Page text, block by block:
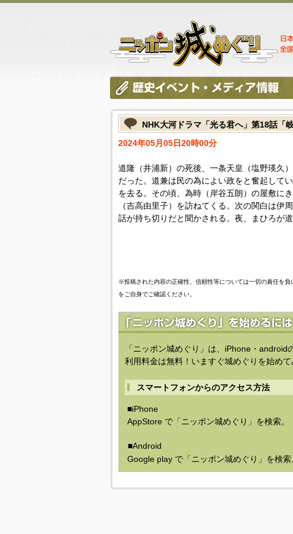
NHK大河ドラマ「光る君へ」第18話「岐
2024年05月05日20時00分
道隆（井浦新）の死後、一条天皇（塩野瑛久
だった。道兼は民の為によい政をと奮起して
を去る。その頃、為時（岸谷五朗）の屋敷に
（吉高由里子）を訪ねてくる。次の関白は伊
話が持ち切りだと聞かされる。夜、まひろが
※投稿された内容の正確性、信頼性等については一切の責任を
をご自身でご確認ください。
「ニッポン城めぐり」は、iPhone・android
利用料金は無料！いますぐ城めぐりを始めて
スマートフォンからのアクセス方法
■iPhone
AppStore で「ニッポン城めぐり」を検索。
■Android
Google play で「ニッポン城めぐり」を検索